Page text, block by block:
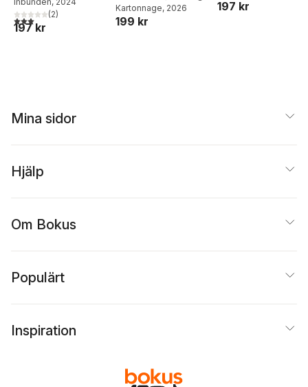
3,0utav 5 stjärnor. Totalt antal röster:
(2)
197 kr
Carin Frondén
Kartonnage, 2026
199 kr
197 kr
Mina sidor
Hjälp
Om Bokus
Populärt
Inspiration